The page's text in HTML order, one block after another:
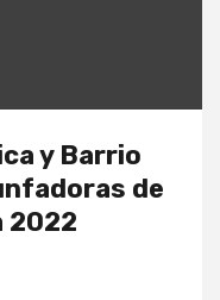
y Barrio
de
2022